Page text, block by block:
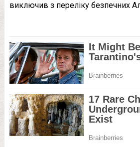
виключив з переліку безпечних